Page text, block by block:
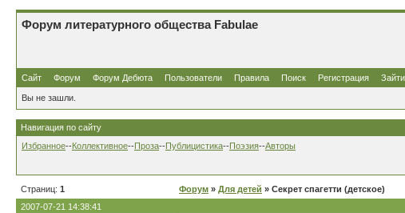
Форум литературного общества Fabulae
Сайт Форум Форум Дебюта Пользователи Правила Поиск Регистрация Зайти
Вы не зашли.
Навигация по сайту
Избранное--Коллективное--Проза--Публицистика--Поэзия--Авторы
Страниц: 1 Форум » Для детей » Секрет спагетти (детское)
2007-07-21 14:38:41